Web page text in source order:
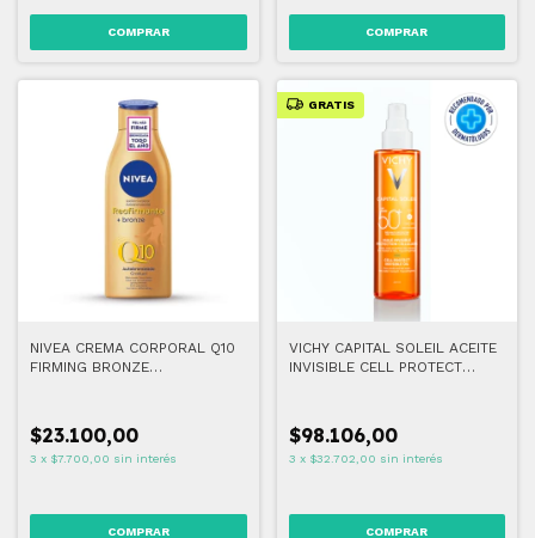
NIVEA CREMA CORPORAL Q10
FIRMING BRONZE
$23.100,00
3 x $7.700,00 sin interés
GRATIS
VICHY CAPITAL SOLEIL ACEITE
INVISIBLE CELL PROTECT
$98.106,00
3 x $32.702,00 sin interés